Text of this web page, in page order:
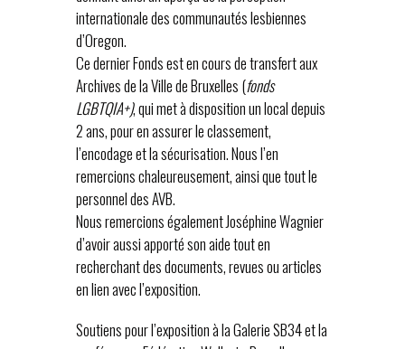
internationale des communautés lesbiennes
d’Oregon.
Ce dernier Fonds est en cours de transfert aux
Archives de la Ville de Bruxelles (fonds
LGBTQIA+), qui met à disposition un local depuis
2 ans, pour en assurer le classement,
l’encodage et la sécurisation. Nous l’en
remercions chaleureusement, ainsi que tout le
personnel des AVB.
Nous remercions également Joséphine Wagnier
d’avoir aussi apporté son aide tout en
recherchant des documents, revues ou articles
en lien avec l’exposition.
Soutiens pour l’exposition à la Galerie SB34 et la